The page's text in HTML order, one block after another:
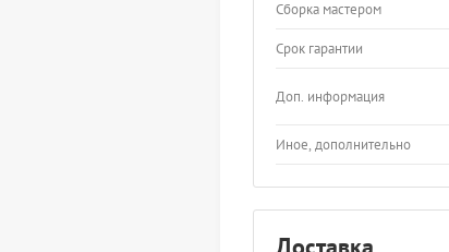
Сборка мастером
Срок гарантии
Доп. информация
Иное, дополнительно